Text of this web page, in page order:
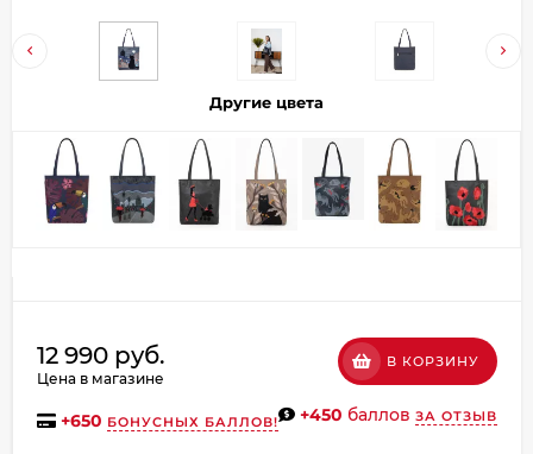
Другие цвета
12 990 руб.
Цена в магазине
В КОРЗИНУ
+650 БОНУСНЫХ БАЛЛОВ! +450 баллов ЗА ОТЗЫВ
Получайте товар
выбранный способом
Оставшиеся
% будут
списыватьсяс вашей карты
по25% каждые 2 недели
об оплате Плайтом